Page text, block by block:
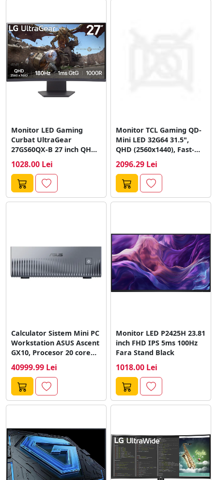
Monitor LED Gaming
Curbat UltraGear
27GS60QX-B 27 inch QHD
1028.00 Lei
Monitor TCL Gaming QD-
Mini LED 32G64 31.5",
QHD (2560x1440), Fast-
2096.29 Lei
Calculator Sistem Mini PC
Workstation ASUS Ascent
GX10, Procesor 20 core
40999.99 Lei
Monitor LED P2425H 23.81
inch FHD IPS 5ms 100Hz
Fara Stand Black
1018.00 Lei